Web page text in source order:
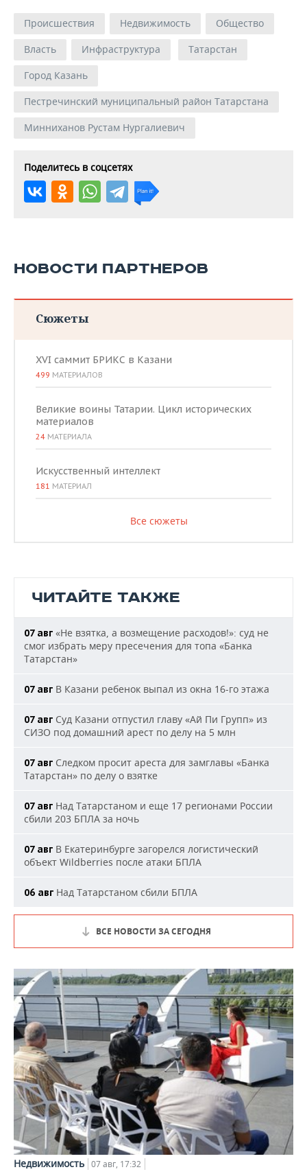
Происшествия Недвижимость
Общество
Власть
Инфраструктура
Татарстан
Город Казань
Пестречинский муниципальный район Татарстана
Минниханов Рустам Нургалиевич
Поделитесь в соцсетях
НОВОСТИ ПАРТНЕРОВ
Сюжеты
XVI саммит БРИКС в Казани
499 МАТЕРИАЛОВ
Великие воины Татарии. Цикл исторических
материалов
24 МАТЕРИАЛА
Искусственный интеллект
181 МАТЕРИАЛ
Все сюжеты
ЧИТАЙТЕ ТАКЖЕ
07 авг «Не взятка, а возмещение расходов!»: суд не
смог избрать меру пресечения для топа «Банка
Татарстан»
07 авг В Казани ребенок выпал из окна 16-го этажа
07 авг Суд Казани отпустил главу «Ай Пи Групп» из
СИЗО под домашний арест по делу на 5 млн
07 авг Следком просит ареста для замглавы «Банка
Татарстан» по делу о взятке
07 авг Над Татарстаном и еще 17 регионами России
сбили 203 БПЛА за ночь
07 авг В Екатеринбурге загорелся логистический
объект Wildberries после атаки БПЛА
06 авг Над Татарстаном сбили БПЛА
ВСЕ НОВОСТИ ЗА СЕГОДНЯ
Недвижимость 07 авг, 17:32